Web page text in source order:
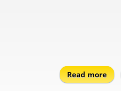
Read more